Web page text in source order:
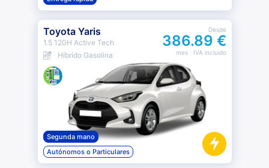
Toyota Yaris
1.5 120H Active Tech
Híbrido Gasolina
Desde
386.89 €
mes· IVA incluido
Segunda mano
Autónomos o Particulares